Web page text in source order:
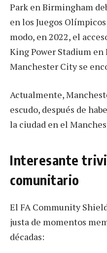
Park en Birmingham
en los Juegos
modo, en 2022, el
King Power Stadium
Manchester City se
Actualmente,
escudo, después de
la ciudad en el
Interesante
comunitario
El FA Community
justa de momentos
décadas: